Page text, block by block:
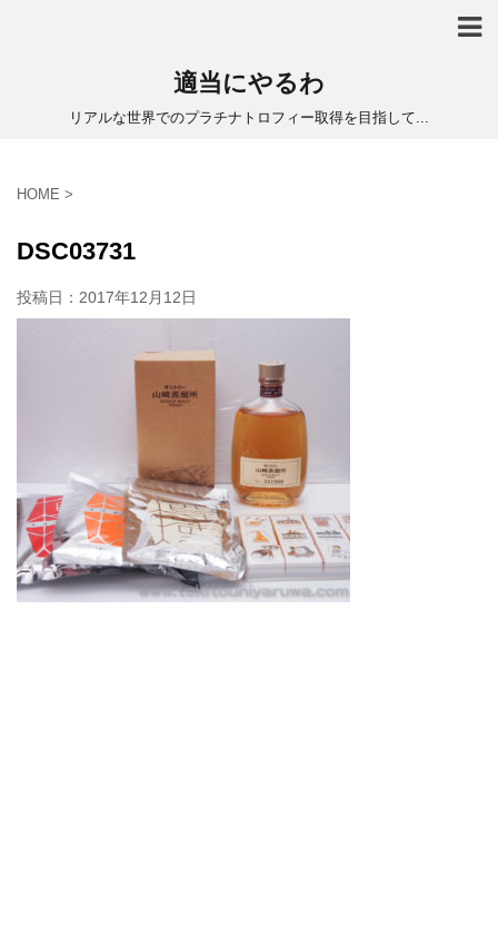
適当にやるわ
リアルな世界でのプラチナトロフィー取得を目指して...
HOME >
DSC03731
投稿日： 2017年12月12日